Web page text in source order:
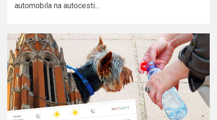
automobila na autocesti...